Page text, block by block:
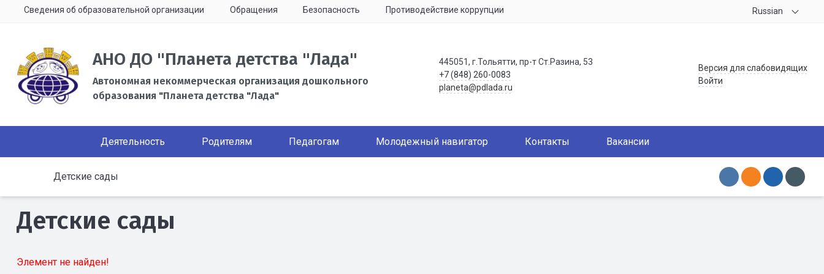
Сведения об образовательной организации Обращения Безопасность Противодействие коррупции Russian
АНО ДО "Планета детства "Лада"
Автономная некоммерческая организация дошкольного
образования "Планета детства "Лада"
445051, г.Тольятти, пр-т Ст.Разина, 53
+7 (848) 260-0083
planeta@pdlada.ru
Версия для слабовидящих
Войти
Деятельность Родителям Педагогам Молодежный навигатор Контакты Вакансии
Детские сады
Детские сады
Элемент не найден!